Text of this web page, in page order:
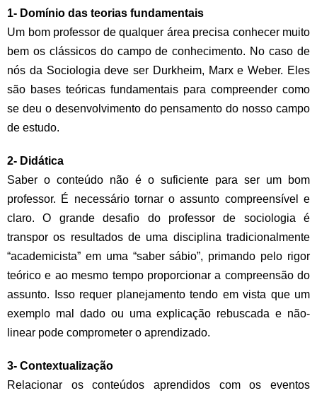
1- Domínio das teorias fundamentais
Um bom professor de qualquer área precisa conhecer muito
bem os clássicos do campo de conhecimento. No caso de
nós da Sociologia deve ser Durkheim, Marx e Weber. Eles
são bases teóricas fundamentais para compreender como
se deu o desenvolvimento do pensamento do nosso campo
de estudo.
2- Didática
Saber o conteúdo não é o suficiente para ser um bom
professor. É necessário tornar o assunto compreensível e
claro. O grande desafio do professor de sociologia é
transpor os resultados de uma disciplina tradicionalmente
“academicista” em uma “saber sábio”, primando pelo rigor
teórico e ao mesmo tempo proporcionar a compreensão do
assunto. Isso requer planejamento tendo em vista que um
exemplo mal dado ou uma explicação rebuscada e não-
linear pode comprometer o aprendizado.
3- Contextualização
Relacionar os conteúdos aprendidos com os eventos